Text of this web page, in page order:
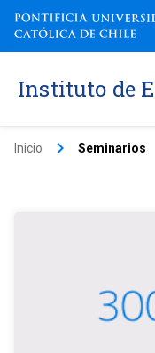
Instituto de
Inicio keyboard_arrow_right Seminarios